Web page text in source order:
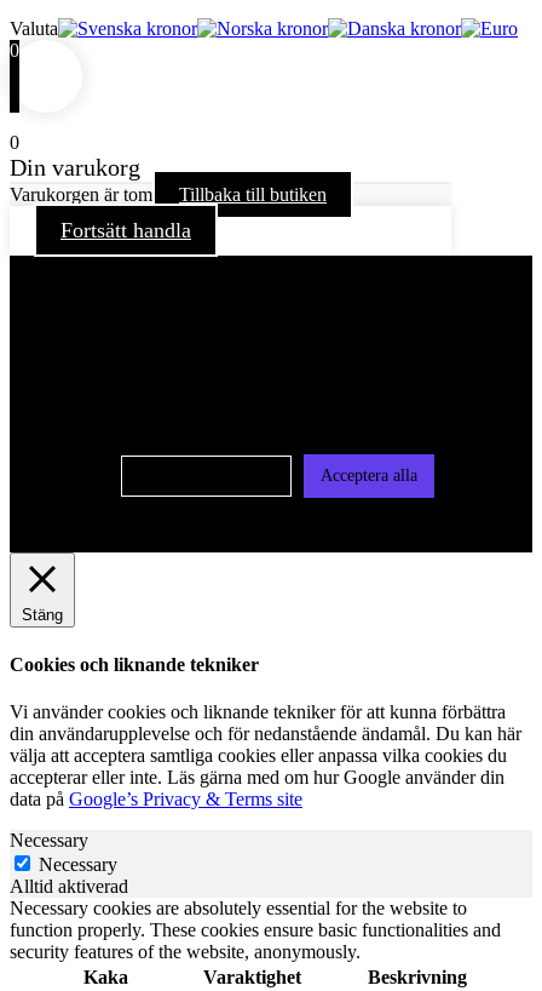
Valuta
0
0
Din varukorg
Varukorgen är tom Tillbaka till butiken
Fortsätt handla
Acceptera alla
Stäng
Cookies och liknande tekniker
Vi använder cookies och liknande tekniker för att kunna förbättra
din användarupplevelse och för nedanstående ändamål. Du kan här
välja att acceptera samtliga cookies eller anpassa vilka cookies du
accepterar eller inte. Läs gärna med om hur Google använder din
data på Google’s Privacy & Terms site
Necessary
Necessary
Alltid aktiverad
Necessary cookies are absolutely essential for the website to
function properly. These cookies ensure basic functionalities and
security features of the website, anonymously.
Kaka
Varaktighet Beskrivning